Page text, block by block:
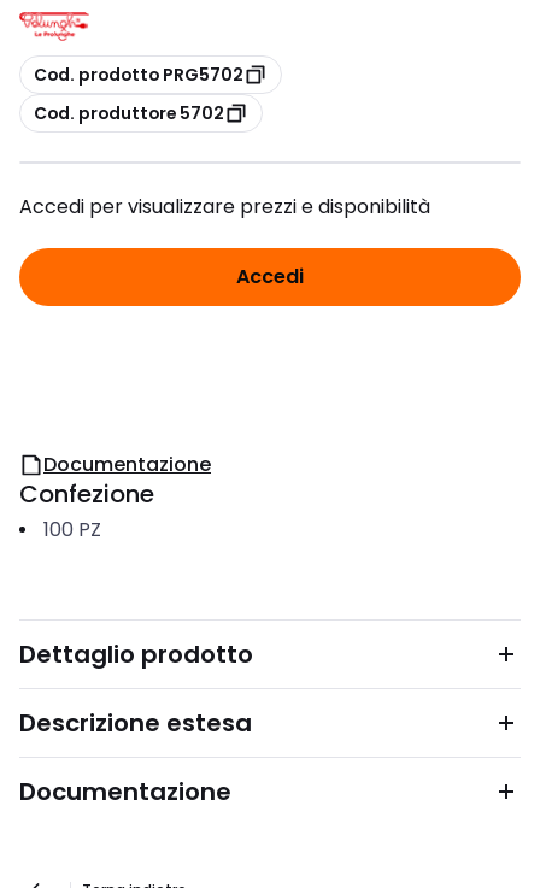
copia
Cod. prodotto PRG5702
copia
Cod. produttore 5702
Accedi per visualizzare prezzi e disponibilità
Accedi
Documentazione
Confezione
100 PZ
Dettaglio prodotto
Descrizione estesa
Documentazione